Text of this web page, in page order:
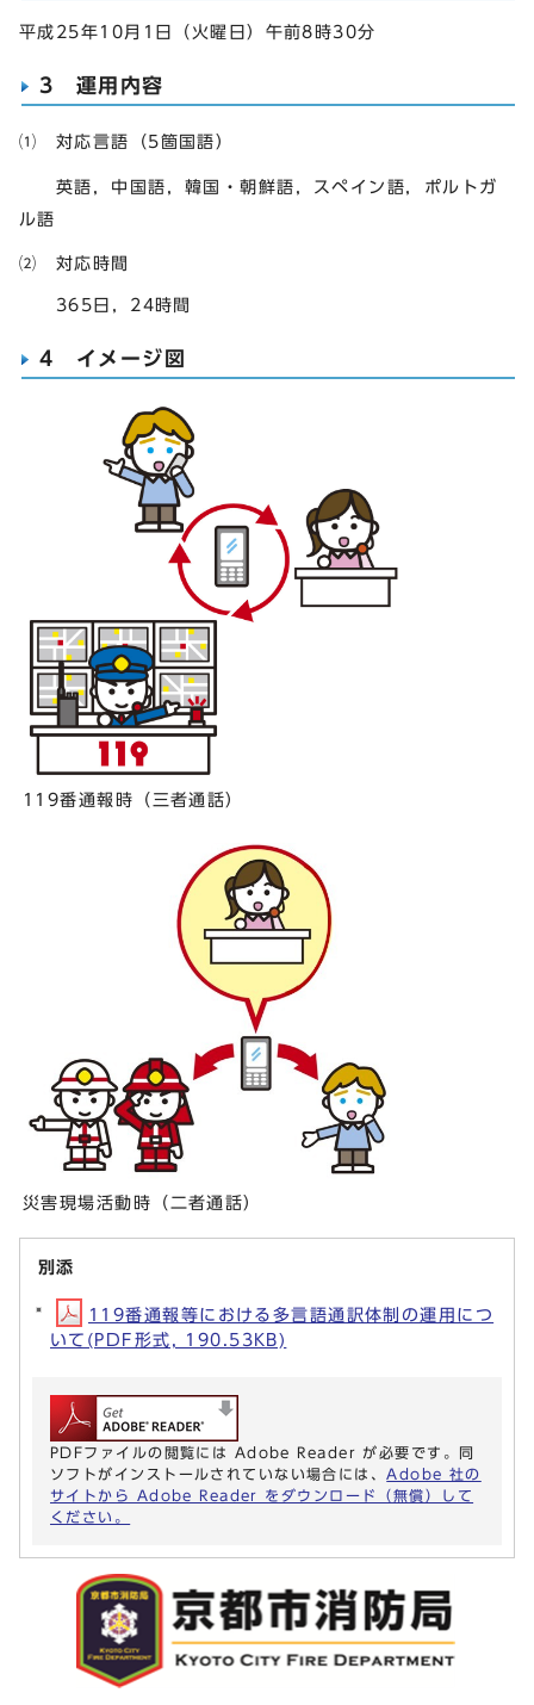
平成25年10月1日（火曜日）午前8時30分
3 運用内容
⑴ 対応言語（5箇国語）
英語，中国語，韓国・朝鮮語，スペイン語，ポルトガ
ル語
⑵ 対応時間
365日，24時間
4 イメージ図
119番通報時（三者通話）
災害現場活動時（二者通話）
別添
119番通報等における多言語通訳体制の運用につ
いて(PDF形式, 190.53KB)
PDFファイルの閲覧には Adobe Reader が必要です。同
ソフトがインストールされていない場合には、 Adobe 社の
サイトから Adobe Reader をダウンロード（無償）して
ください。